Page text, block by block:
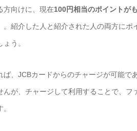
方向けに、現在100円相当のポイントが
紹介した人と紹介された人の両方にポ
う。
、JCBカードからのチャージが可能で
が、チャージして利用することで、フ